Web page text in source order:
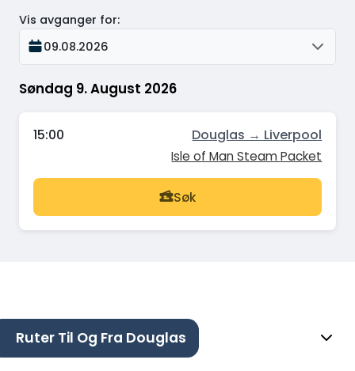
Søndag 9. August 2026
Vis avganger for:
09.08.2026
15:00 Douglas → Liverpool
Isle of Man Steam Packet
Søk
Ruter Til Og Fra Douglas